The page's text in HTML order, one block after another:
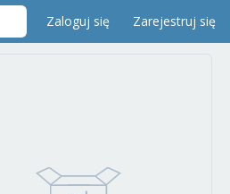
Zaloguj się Zarejestruj się